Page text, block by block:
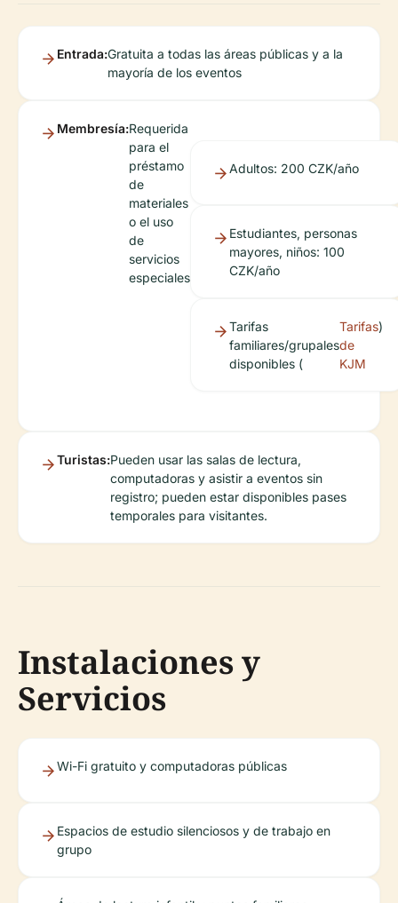
Entrada:Gratuita a todas las áreas públicas y a la
mayoría de los eventos
Membresía:Requerida
para el
préstamo
de
materiales
o el uso
de
servicios
especiales
Adultos: 200 CZK/año
Estudiantes, personas
mayores, niños: 100
CZK/año
Tarifas
familiares/grupales
disponibles (
Tarifas
de
KJM
)
Turistas:Pueden usar las salas de lectura,
computadoras y asistir a eventos sin
registro; pueden estar disponibles pases
temporales para visitantes.
Instalaciones y
Servicios
Wi-Fi gratuito y computadoras públicas
Espacios de estudio silenciosos y de trabajo en
grupo